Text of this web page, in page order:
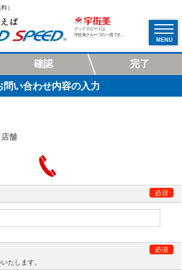
）
グッドスピードは
宇佐美グループの一員です。
MENU
確認 完了
問い合わせ内容の入力
舗
必須
必須
たします。